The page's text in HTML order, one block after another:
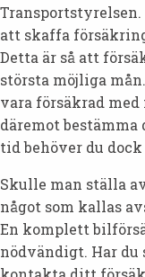
Transportstyrelsen.
att skaffa
Detta är så att
största möjliga
vara försäkrad
däremot
tid behöver du
Skulle man ställa
något som kallas
En komplett
nödvändigt. Har